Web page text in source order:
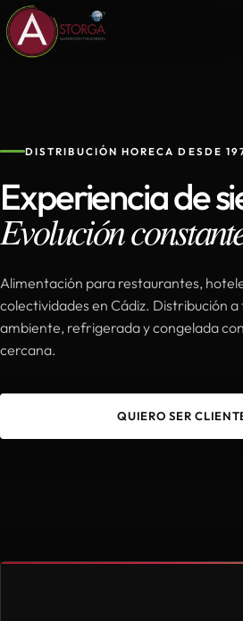
DISTRIBUCIÓN HORECA DESDE
Experiencia de
Evolución
Alimentación para restaurantes,
colectividades en Cádiz. Distribución
ambiente, refrigerada y congelada
cercana.
QUIERO SER